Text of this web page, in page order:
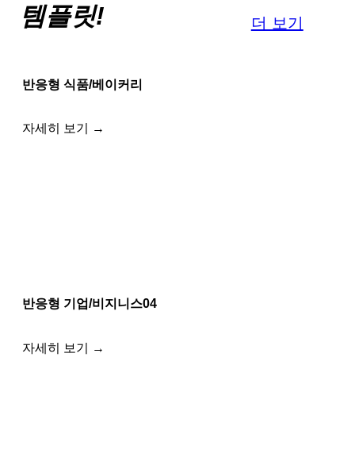
템플릿!
더 보기
반응형 식품/베이커리
자세히 보기 →
반응형 기업/비지니스04
자세히 보기 →